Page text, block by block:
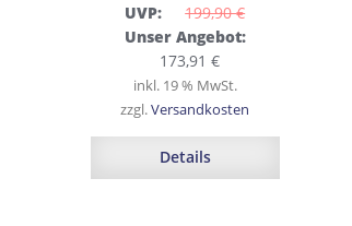
UVP: 199,90 €
Ursprünglicher
Preis
war:
199,90 €
Unser Angebot:
173,91€Aktueller
Preis
ist:
inkl. 19 % MwSt.
zzgl.Versandkosten
Details